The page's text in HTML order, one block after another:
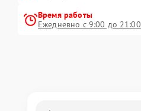
Время работы
Ежедневно с 9:00 до 21:00